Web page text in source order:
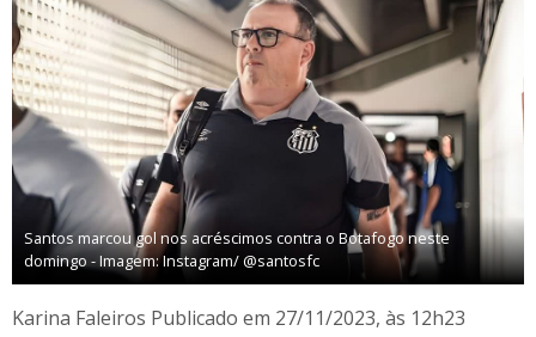
Santos marcou gol nos acréscimos contra o Botafogo neste
domingo - Imagem: Instagram/ @santosfc
Karina Faleiros Publicado em 27/11/2023, às 12h23